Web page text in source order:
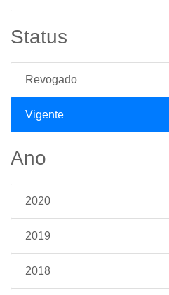
Status
Revogado
Vigente
Ano
2020
2019
2018